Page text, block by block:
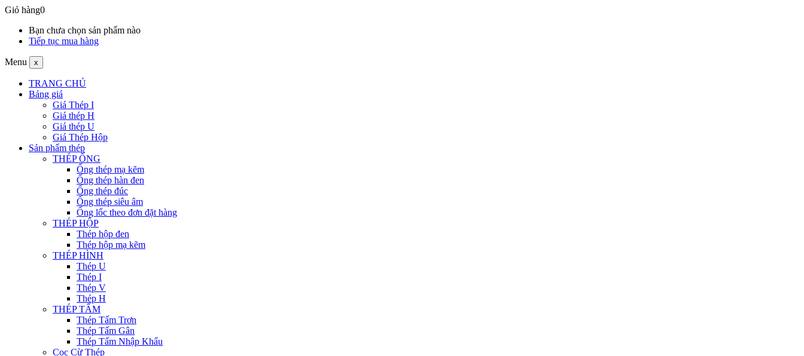
Giỏ hàng0
Bạn chưa chọn sản phẩm nào
Tiếp tục mua hàng
Menu x
TRANG CHỦ
Bảng giá
Giá Thép I
Giá thép H
Giá thép U
Giá Thép Hộp
Sản phẩm thép
THÉP ỐNG
Ống thép mạ kẽm
Ống thép hàn đen
Ống thép đúc
Ống thép siêu âm
Ống lốc theo đơn đặt hàng
THÉP HỘP
Thép hộp đen
Thép hộp mạ kẽm
THÉP HÌNH
Thép U
Thép I
Thép V
Thép H
THÉP TẤM
Thép Tấm Trơn
Thép Tấm Gân
Thép Tấm Nhập Khẩu
Cọc Cừ Thép